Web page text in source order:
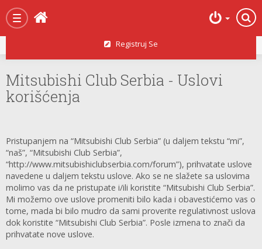
Toggle
Početna strana
Registruj Se
Mitsubishi Club Serbia - Uslovi
korišćenja
Pristupanjem na “Mitsubishi Club Serbia” (u daljem tekstu “mi”,
“naš”, “Mitsubishi Club Serbia”,
“http://www.mitsubishiclubserbia.com/forum”), prihvatate uslove
navedene u daljem tekstu uslove. Ako se ne slažete sa uslovima
molimo vas da ne pristupate i/ili koristite “Mitsubishi Club Serbia”.
Mi možemo ove uslove promeniti bilo kada i obavestićemo vas o
tome, mada bi bilo mudro da sami proverite regulativnost uslova
dok koristite “Mitsubishi Club Serbia”. Posle izmena to znači da
prihvatate nove uslove.